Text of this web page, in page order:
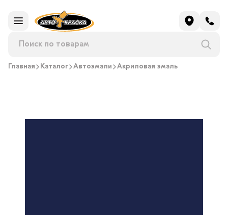
Главная Каталог Автоэмали Акриловая эмаль